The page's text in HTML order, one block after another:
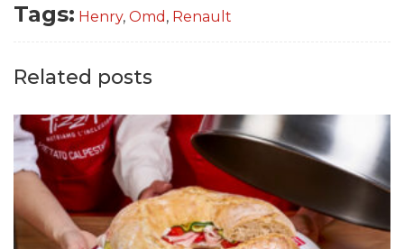
Tags: Henry, Omd , Renault
Related posts